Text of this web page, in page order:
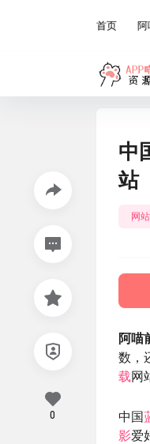
首页 阿
中
站
网站
阿喵
数，
载网
中国
影爱
0